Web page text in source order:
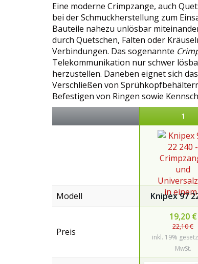
Eine moderne Crimpzange, auch
bei der Schmuckherstellung zum
Bauteile nahezu unlösbar
durch Quetschen, Falten oder
Verbindungen. Das sogenannte
Telekommunikation nur schwer
herzustellen. Daneben eignet sich
Verschließen von
Befestigen von Ringen sowie
1
Modell Knipex 97
Preis
19,20 €
22,10 €
inkl. 19%
MwSt.